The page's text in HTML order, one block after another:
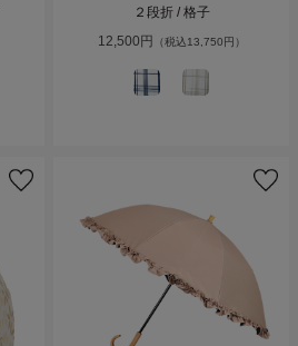
２段折 / 格子
12,500円 （税込13,750円）